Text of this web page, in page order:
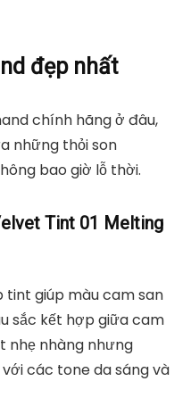
đẹp nhất
chính hãng ở đâu,
những thỏi son
bao giờ lỗ thời.
Tint 01 Melting
tint giúp màu cam san
sắc kết hợp giữa cam
nhẹ nhàng nhưng
các tone da sáng và